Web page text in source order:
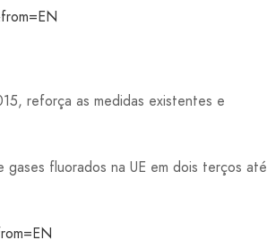
reforça as medidas existentes e
gases fluorados na UE em dois terços até